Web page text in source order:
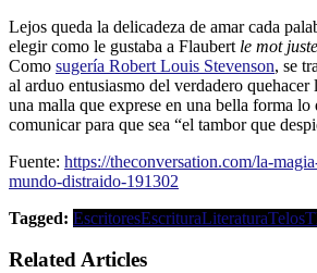
Lejos queda la delicadeza de amar cada
elegir como le gustaba a Flaubert le mot juste
Como sugería Robert Louis Stevenson, se
al arduo entusiasmo del verdadero
una malla que exprese en una bella forma lo
comunicar para que sea “el tambor que
Fuente: https://theconversation.com/la-
mundo-distraido-191302
Tagged: EscritoresEscrituraLiteraturaTelos
Related Articles